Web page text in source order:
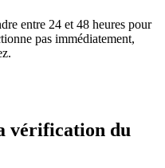
entre 24 et 48 heures pour
pas immédiatement,
vérification du